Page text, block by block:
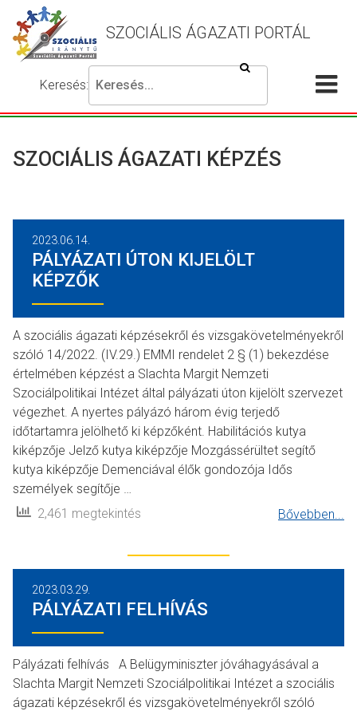
SZOCIÁLIS ÁGAZATI PORTÁL
Keresés:
Írja
be
keresni
kívánt
meg
a
keresés
gombot.
Keresés
beállítások
SZOCIÁLIS ÁGAZATI KÉPZÉS
2023.06.14.
PÁLYÁZATI ÚTON KIJELÖLT
KÉPZŐK
A szociális ágazati képzésekről és vizsgakövetelményekről
szóló 14/2022. (IV.29.) EMMI rendelet 2 § (1) bekezdése
értelmében képzést a Slachta Margit Nemzeti
Szociálpolitikai Intézet által pályázati úton kijelölt szervezet
végezhet. A nyertes pályázó három évig terjedő
időtartamra jelölhető ki képzőként. Habilitációs kutya
kiképzője Jelző kutya kiképzője Mozgássérültet segítő
kutya kiképzője Demenciával élők gondozója Idős
személyek segítője …
2,461 megtekintés
Bővebben...
2023.03.29.
PÁLYÁZATI FELHÍVÁS
Pályázati felhívás A Belügyminiszter jóváhagyásával a
Slachta Margit Nemzeti Szociálpolitikai Intézet a szociális
ágazati képzésekről és vizsgakövetelményekről szóló